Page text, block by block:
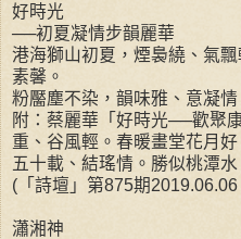
好時光
──初夏凝情步韻麗華
港海獅山初夏，煙裊繞、氣
素馨。
粉靨塵不染，韻味雅、意凝
附：蔡麗華「好時光──歡聚
重、谷風輕。春暖畫堂花月
五十載、結瑤情。勝似桃潭水
(「詩壇」第875期
瀟湘神